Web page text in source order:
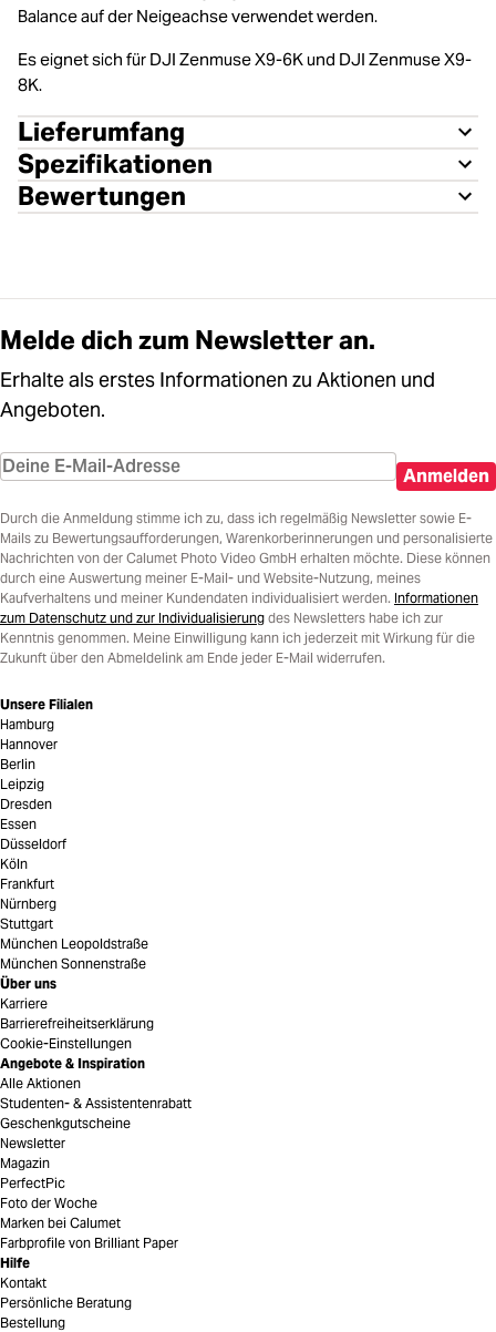
Balance auf der Neigeachse verwendet werden.
Es eignet sich für DJI Zenmuse X9-6K und DJI Zenmuse X9-
8K.
Lieferumfang
Spezifikationen
Bewertungen
Melde dich zum Newsletter an.
Erhalte als erstes Informationen zu Aktionen und
Angeboten.
Anmelden
Durch die Anmeldung stimme ich zu, dass ich regelmäßig Newsletter sowie E-
Mails zu Bewertungsaufforderungen, Warenkorberinnerungen und personalisierte
Nachrichten von der Calumet Photo Video GmbH erhalten möchte. Diese können
durch eine Auswertung meiner E-Mail- und Website-Nutzung, meines
Kaufverhaltens und meiner Kundendaten individualisiert werden. Informationen
zum Datenschutz und zur Individualisierung des Newsletters habe ich zur
Kenntnis genommen. Meine Einwilligung kann ich jederzeit mit Wirkung für die
Zukunft über den Abmeldelink am Ende jeder E-Mail widerrufen.
Unsere Filialen
Hamburg
Hannover
Berlin
Leipzig
Dresden
Essen
Düsseldorf
Köln
Frankfurt
Nürnberg
Stuttgart
München Leopoldstraße
München Sonnenstraße
Über uns
Karriere
Barrierefreiheitserklärung
Cookie-Einstellungen
Angebote & Inspiration
Alle Aktionen
Studenten- & Assistentenrabatt
Geschenkgutscheine
Newsletter
Magazin
PerfectPic
Foto der Woche
Marken bei Calumet
Farbprofile von Brilliant Paper
Hilfe
Kontakt
Persönliche Beratung
Bestellung